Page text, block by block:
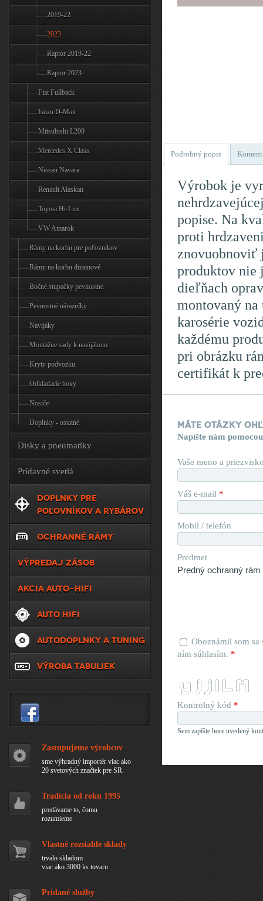
Podrobný popis
Výrobok je
popise. Na
proti
znovuobnoviť
produktov nie
dieľňach
montovaný na
karosérie
každému
pri obrázku
certifikát k
Máte otázky
Napíšte nám
Vaše meno a
Váš e-mail *
Mobil / telefón
Predmet
Oboznámil som sa
ním súhlasím. *
  _   _    (_)   (_) | | | |     |  \/  |
| | | |   | |   | | | | | |     | |\/| |
| |_| |   | |   | | | | | |___  | |  | |
  \__, |  _/ |  _/ | |_| |_____| |_|  |_|
  |___/  |__/  |__/
Kontrolný kód *
Sem zapíšte hore uvedený
2019-22
2023-
Raptor 2019-22
Raptor 2023-
Fiat Fullback
Isuzu D-Max
Mitsubishi L200
Mercedes X Class
Nissan Navara
Renault Alaskan
Toyota Hi-Lux
VW Amarok
Rámy na korbu pre poľovníkov
Rámy na korbu dizajnové
Bočné stupačky pevnostné
Pevnostné nárazníky
Navijáky
Montážne sady k navijákom
Kryty podvozku
Odkladacie boxy
Nosiče
Doplnky - ostatné
Disky a pneumatiky
Prídavné svetlá
DOPLNKY PRE
POĽOVNÍKOV A RYBÁROV
OCHRANNÉ RÁMY
VÝPREDAJ ZÁSOB
AKCIA AUTO-HIFI
AUTO HIFI
AUTODOPLNKY A TUNING
VÝROBA TABULIEK
Zastupujeme výrobcov
sme výhradný importér viac ako
20 svetových značiek pre SR.
Tradícia od roku 1995
predávame to, čomu
rozumieme
Vlastné rozsiahle sklady
trvalo skladom
viac ako 3000 ks tovaru
Pridané služby